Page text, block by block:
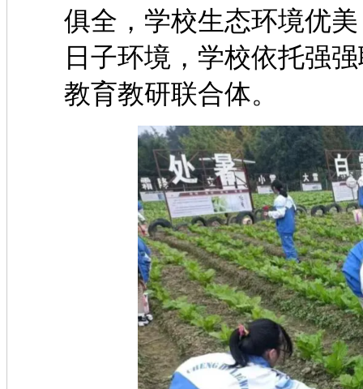
俱全，学校生态环境优
日子环境，学校依托强
教育教研联合体。